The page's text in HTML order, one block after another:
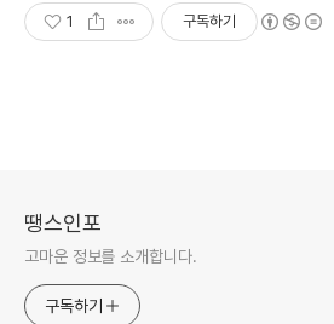
1 구독하기
땡스인포
고마운 정보를 소개합니다.
구독하기